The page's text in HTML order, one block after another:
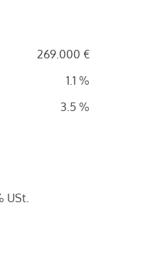
269.000 €
1.1 %
3.5 %
USt.